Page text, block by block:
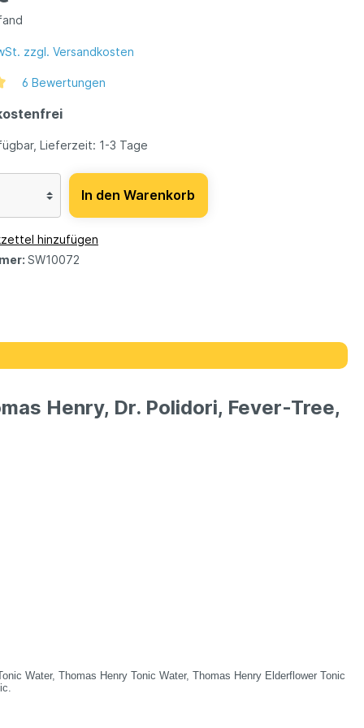
zzgl. Versandkosten
6 Bewertungen
Lieferzeit: 1-3 Tage
In den Warenkorb
hinzufügen
SW10072
Henry, Dr. Polidori, Fever-Tree,
Water, Thomas Henry Tonic Water, Thomas Henry Elderflower Tonic